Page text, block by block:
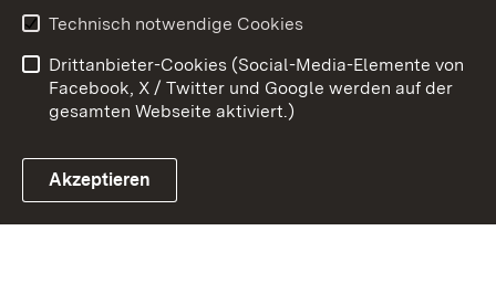
Link zum Landesportal
Datenschutz
Barrierefreiheit
Impressum
Cookies
Technisch notwendige Cookies
Drittanbieter-Cookies (Social-Media-Elemente von
Facebook, X / Twitter und Google werden auf der
gesamten Webseite aktiviert.)
Akzeptieren